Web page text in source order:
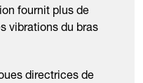
fournit plus de
vibrations du bras
directrices de